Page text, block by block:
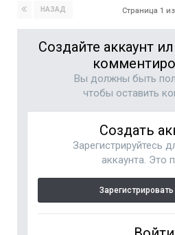
НАЗАД Страница 1
Создайте аккаунт
Вы должны быть
чтобы оставить
Создать
Зарегистрируйтесь
аккаунта. Это